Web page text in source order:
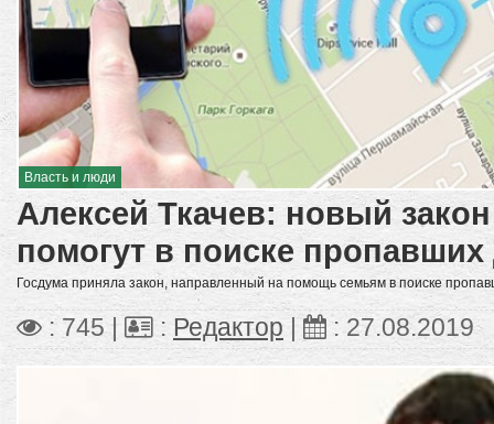
Власть и люди
Алексей Ткачев: новый
помогут в поиске пропавших
Госдума приняла закон, направленный на помощь семьям в поиске
: 745 | : Редактор : 27.08.2019